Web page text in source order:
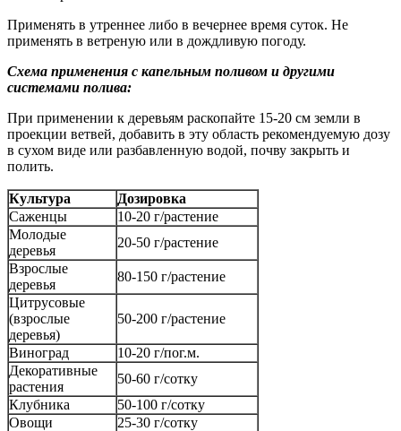
Применять в утреннее либо в вечернее время суток. Не
применять в ветреную или в дождливую погоду.
Схема применения с капельным поливом и другими
системами полива:
При применении к деревьям раскопайте 15-20 см земли в
проекции ветвей, добавить в эту область рекомендуемую дозу
в сухом виде или разбавленную водой, почву закрыть и
полить.
Культура
Дозировка
Саженцы
10-20 г/растение
Молодые
деревья
20-50 г/растение
Взрослые
деревья
80-150 г/растение
Цитрусовые
(взрослые
деревья)
50-200 г/растение
Виноград
10-20 г/пог.м.
Декоративные
растения
50-60 г/сотку
Клубника
50-100 г/сотку
Овощи
25-30 г/сотку